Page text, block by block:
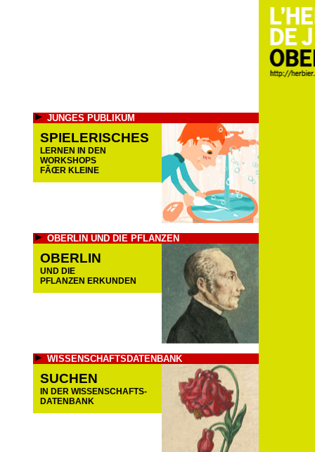
JUNGES PUBLIKUM
SPIELERISCHES
LERNEN IN DEN
WORKSHOPS
FÃŒR KLEINE
OBERLIN UND DIE PFLANZEN
OBERLIN
UND DIE
PFLANZEN ERKUNDEN
WISSENSCHAFTSDATENBANK
SUCHEN
IN DER WISSENSCHAFTS-
DATENBANK